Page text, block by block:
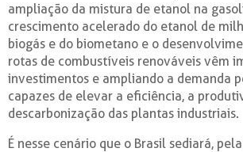
ampliação da mistura de etanol na
crescimento acelerado do etanol de
biogás e do biometano e o
rotas de combustíveis renováveis vêm
investimentos e ampliando a demanda
capazes de elevar a eficiência, a
descarbonização das plantas industriais.
É nesse cenário que o Brasil sediará,